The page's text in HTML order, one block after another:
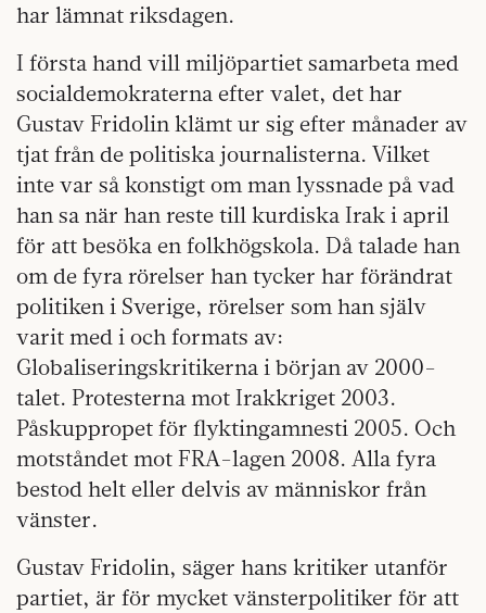
har lämnat riksdagen.
I första hand vill miljöpartiet samarbeta med
socialdemokraterna efter valet, det har
Gustav Fridolin klämt ur sig efter månader av
tjat från de politiska journalisterna. Vilket
inte var så konstigt om man lyssnade på vad
han sa när han reste till kurdiska Irak i april
för att besöka en folkhögskola. Då talade han
om de fyra rörelser han tycker har förändrat
politiken i Sverige, rörelser som han själv
varit med i och formats av:
Globaliseringskritikerna i början av 2000-
talet. Protesterna mot Irakkriget 2003.
Påskuppropet för flyktingamnesti 2005. Och
motståndet mot FRA-lagen 2008. Alla fyra
bestod helt eller delvis av människor från
vänster.
Gustav Fridolin, säger hans kritiker utanför
partiet, är för mycket vänsterpolitiker för att